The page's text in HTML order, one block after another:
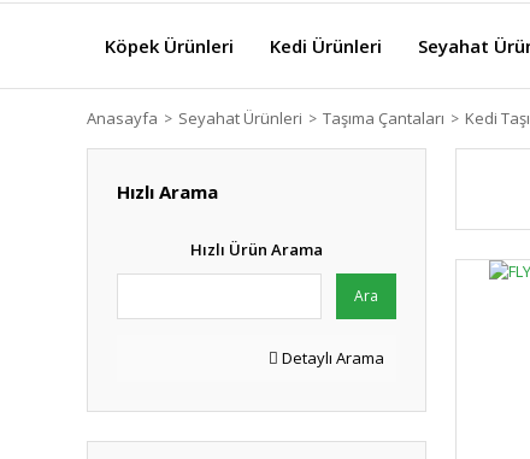
Köpek Ürünleri Kedi Ürünleri Seyahat
Anasayfa Seyahat Ürünleri Taşıma Çantaları Kedi
Hızlı Arama
Hızlı Ürün Arama
Ara
Detaylı Arama